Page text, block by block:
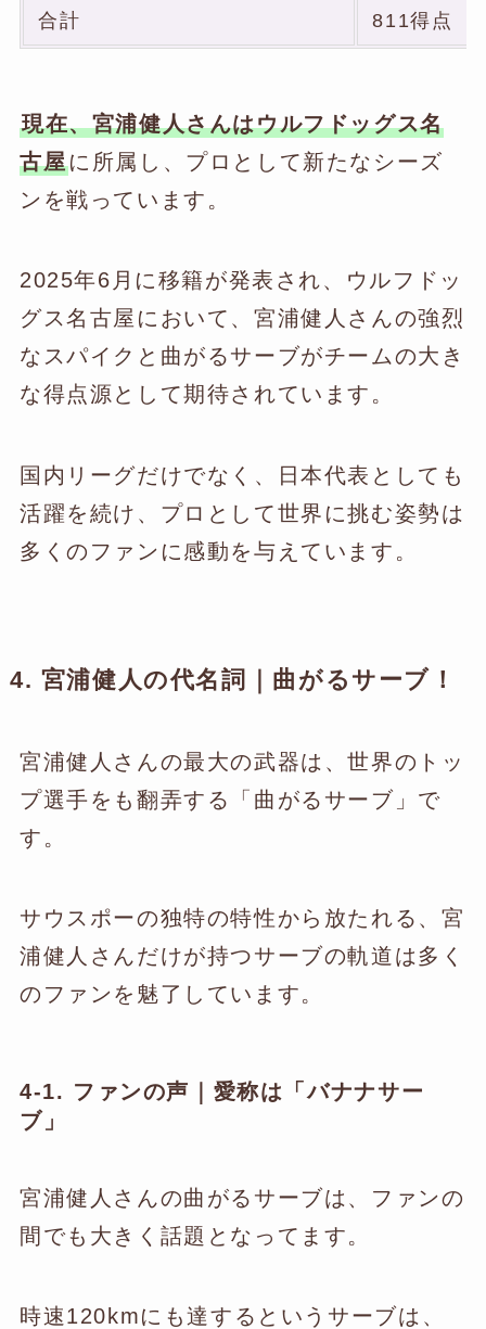
合計 811得点
現在、宮浦健人さんはウルフドッグス名
古屋に所属し、プロとして新たなシーズ
ンを戦っています。
2025年6月に移籍が発表され、ウルフドッ
グス名古屋において、宮浦健人さんの強烈
なスパイクと曲がるサーブがチームの大き
な得点源として期待されています。
国内リーグだけでなく、日本代表としても
活躍を続け、プロとして世界に挑む姿勢は
多くのファンに感動を与えています。
4. 宮浦健人の代名詞｜曲がるサーブ！
宮浦健人さんの最大の武器は、世界のトッ
プ選手をも翻弄する「曲がるサーブ」で
す。
サウスポーの独特の特性から放たれる、宮
浦健人さんだけが持つサーブの軌道は多く
のファンを魅了しています。
4-1. ファンの声｜愛称は「バナナサー
ブ」
宮浦健人さんの曲がるサーブは、ファンの
間でも大きく話題となってます。
時速120kmにも達するというサーブは、